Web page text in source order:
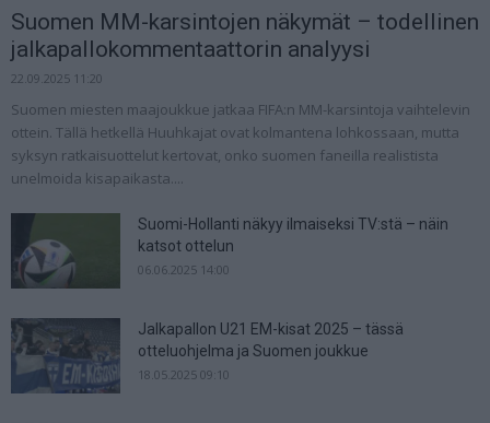
Suomen MM-karsintojen näkymät – todellinen
jalkapallokommentaattorin analyysi
22.09.2025 11:20
Suomen miesten maajoukkue jatkaa FIFA:n MM-karsintoja vaihtelevin
ottein. Tällä hetkellä Huuhkajat ovat kolmantena lohkossaan, mutta
syksyn ratkaisuottelut kertovat, onko suomen faneilla realistista
unelmoida kisapaikasta....
Suomi-Hollanti näkyy ilmaiseksi TV:stä – näin
katsot ottelun
06.06.2025 14:00
Jalkapallon U21 EM-kisat 2025 – tässä
otteluohjelma ja Suomen joukkue
18.05.2025 09:10